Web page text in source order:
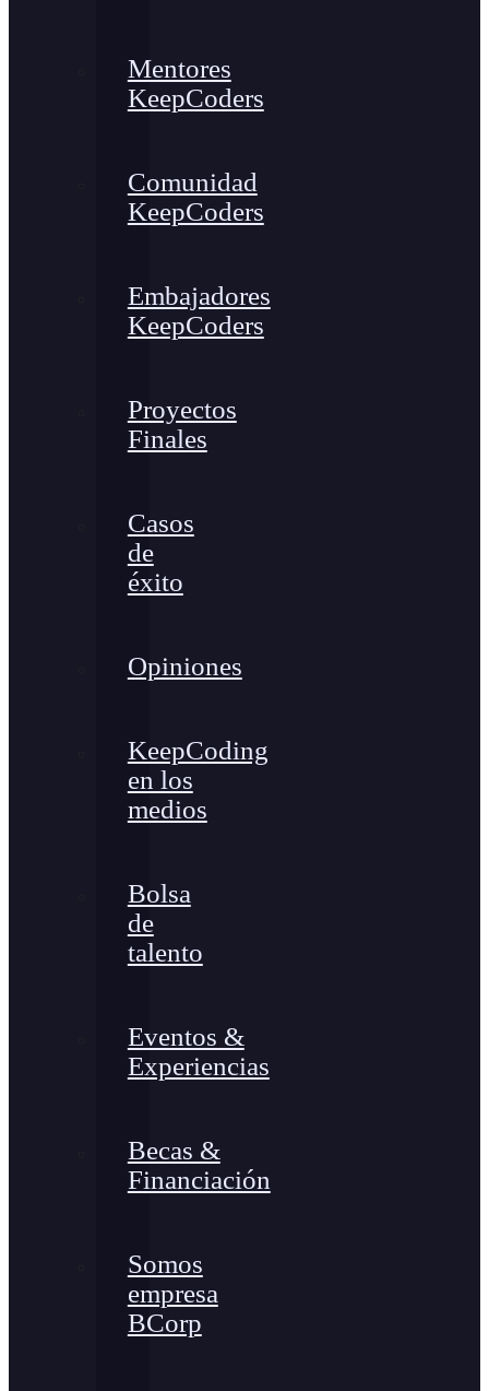
Mentores
KeepCoders
Comunidad
KeepCoders
Embajadores
KeepCoders
Proyectos
Finales
Casos
de
éxito
Opiniones
KeepCoding
en los
medios
Bolsa
de
talento
Eventos &
Experiencias
Becas &
Financiación
Somos
empresa
BCorp